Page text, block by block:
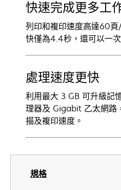
規格
快速完成更多工
列印和複印速度高達60
快僅為4.4秒，還可以一
處理速度更快
利用最大 3 GB 可升級記
理器及 Gigabit 乙太網路
描及複印速度。